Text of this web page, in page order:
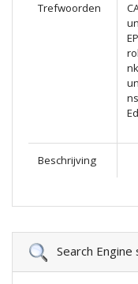
Trefwoorden
Beschrijving
Search